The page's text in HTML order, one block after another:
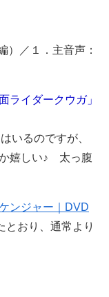
）／１．主音声：
面ライダークウガ」
いるのですが、
嬉しい♪ 太っ腹
ンジャー｜DVD
とおり、通常より